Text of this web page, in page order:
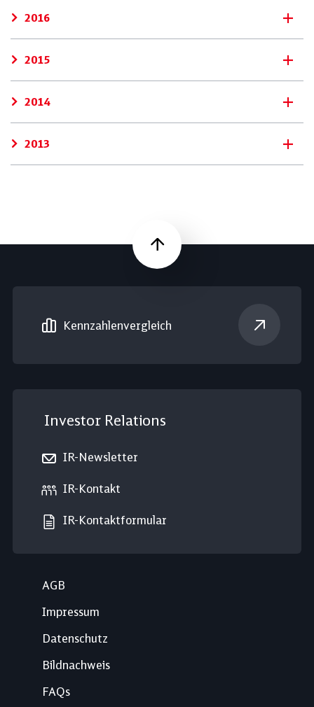
2016
2015
2014
2013
Nach oben
Kennzahlen­vergleich
Investor Relations
IR-Newsletter
IR-Kontakt
IR-Kontaktformular
AGB
Impressum
Datenschutz
Bildnachweis
FAQs